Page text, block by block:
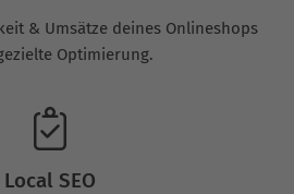
& Umsätze deines Onlineshops
Optimierung.
Local SEO